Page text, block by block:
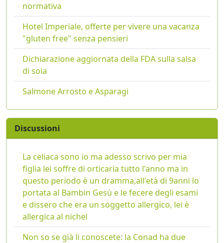
normativa
Hotel Imperiale, offerte per vivere una vacanza
"gluten free" senza pensieri
Dichiarazione aggiornata della FDA sulla salsa
di soia
Salmone Arrosto e Asparagi
Discussioni
La celiaca sono io ma adesso scrivo per mia
figlia lei soffre di orticaria tutto l'anno ma in
questo periodo è un dramma,all'età di 9anni lo
portata al Bambin Gesù e le fecere degli esami
e dissero che era un soggetto allergico, lei è
allergica al nichel
Non so se già li conoscete: la Conad ha due